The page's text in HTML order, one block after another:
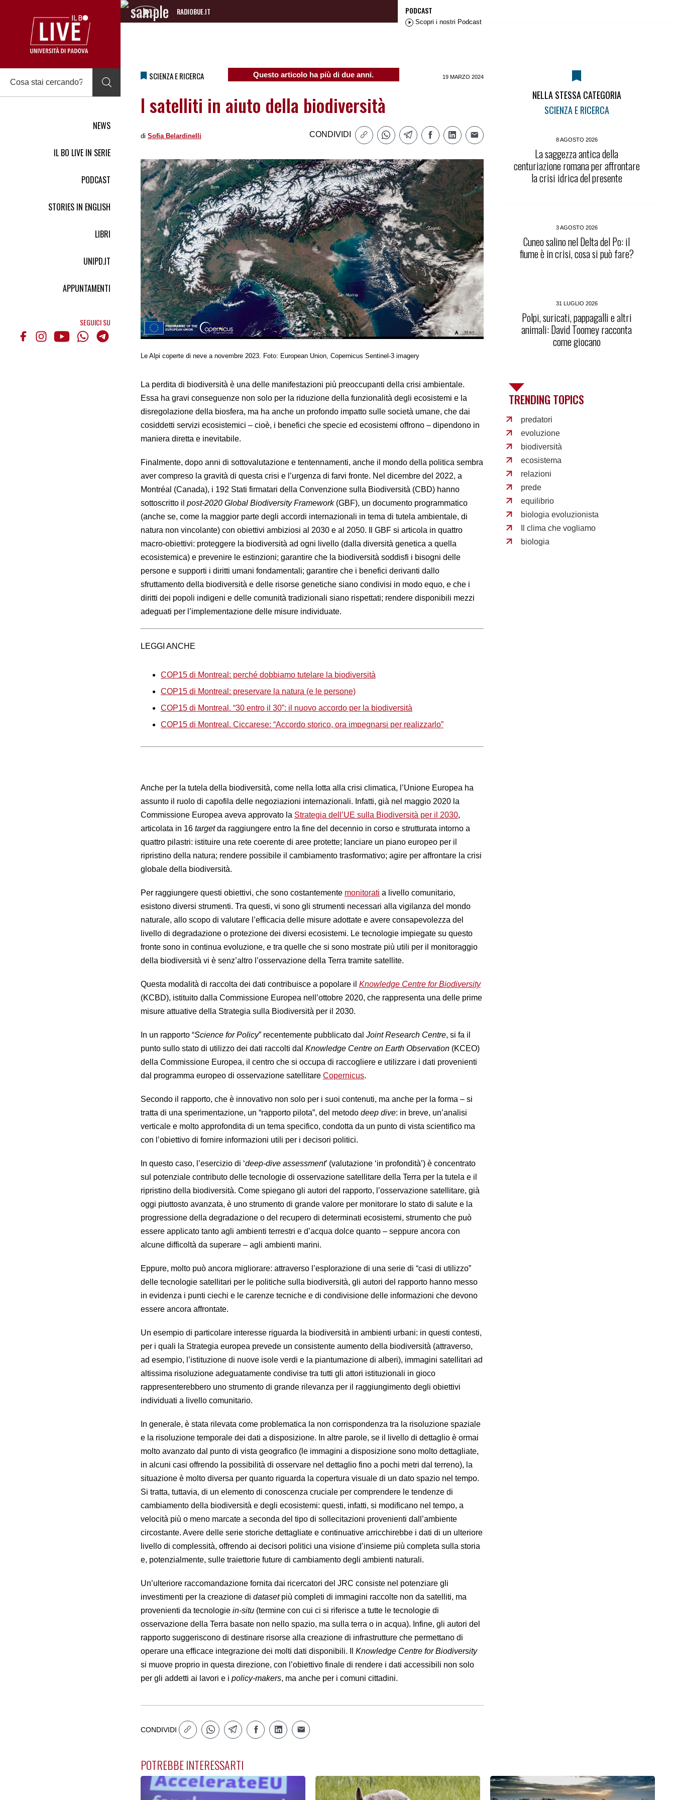
NEWS
IL BO LIVE IN SERIE
PODCAST
STORIES IN ENGLISH
LIBRI
UNIPD.IT
APPUNTAMENTI
SEGUICI SU
RADIOBUE.IT
Audio
PODCAST
Scopri i nostri Podcast
SCIENZA E RICERCA Questo articolo ha più di due anni. 19 MARZO 2024
I satelliti in aiuto della biodiversità
di Sofia Belardinelli CONDIVIDI
Le Alpi coperte di neve a novembre 2023. Foto: European Union, Copernicus Sentinel-3 imagery
La perdita di biodiversità è una delle manifestazioni più preoccupanti della crisi ambientale.
Essa ha gravi conseguenze non solo per la riduzione della funzionalità degli ecosistemi e la
disregolazione della biosfera, ma ha anche un profondo impatto sulle società umane, che dai
cosiddetti servizi ecosistemici – cioè, i benefici che specie ed ecosistemi offrono – dipendono in
maniera diretta e inevitabile.
Finalmente, dopo anni di sottovalutazione e tentennamenti, anche il mondo della politica sembra
aver compreso la gravità di questa crisi e l’urgenza di farvi fronte. Nel dicembre del 2022, a
Montréal (Canada), i 192 Stati firmatari della Convenzione sulla Biodiversità (CBD) hanno
sottoscritto il post-2020 Global Biodiversity Framework(GBF), un documento programmatico
(anche se, come la maggior parte degli accordi internazionali in tema di tutela ambientale, di
natura non vincolante) con obiettivi ambiziosi al 2030 e al 2050. Il GBF si articola in quattro
macro-obiettivi: proteggere la biodiversità ad ogni livello (dalla diversità genetica a quella
ecosistemica) e prevenire le estinzioni; garantire che la biodiversità soddisfi i bisogni delle
persone e supporti i diritti umani fondamentali; garantire che i benefici derivanti dallo
sfruttamento della biodiversità e delle risorse genetiche siano condivisi in modo equo, e che i
diritti dei popoli indigeni e delle comunità tradizionali siano rispettati; rendere disponibili mezzi
adeguati per l’implementazione delle misure individuate.
LEGGI ANCHE
COP15 di Montreal: perché dobbiamo tutelare la biodiversità
COP15 di Montreal: preservare la natura (e le persone)
COP15 di Montreal. “30 entro il 30”: il nuovo accordo per la biodiversità
COP15 di Montreal. Ciccarese: “Accordo storico, ora impegnarsi per realizzarlo”
Anche per la tutela della biodiversità, come nella lotta alla crisi climatica, l’Unione Europea ha
assunto il ruolo di capofila delle negoziazioni internazionali. Infatti, già nel maggio 2020 la
Commissione Europea aveva approvato la Strategia dell’UE sulla Biodiversità per il 2030,
articolata in 16 targetda raggiungere entro la fine del decennio in corso e strutturata intorno a
quattro pilastri: istituire una rete coerente di aree protette; lanciare un piano europeo per il
ripristino della natura; rendere possibile il cambiamento trasformativo; agire per affrontare la crisi
globale della biodiversità.
Per raggiungere questi obiettivi, che sono costantemente monitorati a livello comunitario,
esistono diversi strumenti. Tra questi, vi sono gli strumenti necessari alla vigilanza del mondo
naturale, allo scopo di valutare l’efficacia delle misure adottate e avere consapevolezza del
livello di degradazione o protezione dei diversi ecosistemi. Le tecnologie impiegate su questo
fronte sono in continua evoluzione, e tra quelle che si sono mostrate più utili per il monitoraggio
della biodiversità vi è senz’altro l’osservazione della Terra tramite satellite.
Questa modalità di raccolta dei dati contribuisce a popolare il Knowledge Centre for Biodiversity
(KCBD), istituito dalla Commissione Europea nell’ottobre 2020, che rappresenta una delle prime
misure attuative della Strategia sulla Biodiversità per il 2030.
In un rapporto “Science for Policy” recentemente pubblicato dal Joint Research Centre, si fa il
punto sullo stato di utilizzo dei dati raccolti dal Knowledge Centre on Earth Observation (KCEO)
della Commissione Europea, il centro che si occupa di raccogliere e utilizzare i dati provenienti
dal programma europeo di osservazione satellitare Copernicus.
Secondo il rapporto, che è innovativo non solo per i suoi contenuti, ma anche per la forma – si
tratta di una sperimentazione, un “rapporto pilota”, del metodo deep dive: in breve, un’analisi
verticale e molto approfondita di un tema specifico, condotta da un punto di vista scientifico ma
con l’obiettivo di fornire informazioni utili per i decisori politici.
In questo caso, l’esercizio di ‘deep-dive assessment’ (valutazione ‘in profondità’) è concentrato
sul potenziale contributo delle tecnologie di osservazione satellitare della Terra per la tutela e il
ripristino della biodiversità. Come spiegano gli autori del rapporto, l’osservazione satellitare, già
oggi piuttosto avanzata, è uno strumento di grande valore per monitorare lo stato di salute e la
progressione della degradazione o del recupero di determinati ecosistemi, strumento che può
essere applicato tanto agli ambienti terrestri e d’acqua dolce quanto – seppure ancora con
alcune difficoltà da superare – agli ambienti marini.
Eppure, molto può ancora migliorare: attraverso l’esplorazione di una serie di “casi di utilizzo”
delle tecnologie satellitari per le politiche sulla biodiversità, gli autori del rapporto hanno messo
in evidenza i punti ciechi e le carenze tecniche e di condivisione delle informazioni che devono
essere ancora affrontate.
Un esempio di particolare interesse riguarda la biodiversità in ambienti urbani: in questi contesti,
per i quali la Strategia europea prevede un consistente aumento della biodiversità (attraverso,
ad esempio, l’istituzione di nuove isole verdi e la piantumazione di alberi), immagini satellitari ad
altissima risoluzione adeguatamente condivise tra tutti gli attori istituzionali in gioco
rappresenterebbero uno strumento di grande rilevanza per il raggiungimento degli obiettivi
individuati a livello comunitario.
In generale, è stata rilevata come problematica la non corrispondenza tra la risoluzione spaziale
e la risoluzione temporale dei dati a disposizione. In altre parole, se il livello di dettaglio è ormai
molto avanzato dal punto di vista geografico (le immagini a disposizione sono molto dettagliate,
in alcuni casi offrendo la possibilità di osservare nel dettaglio fino a pochi metri dal terreno), la
situazione è molto diversa per quanto riguarda la copertura visuale di un dato spazio nel tempo.
Si tratta, tuttavia, di un elemento di conoscenza cruciale per comprendere le tendenze di
cambiamento della biodiversità e degli ecosistemi: questi, infatti, si modificano nel tempo, a
velocità più o meno marcate a seconda del tipo di sollecitazioni provenienti dall’ambiente
circostante. Avere delle serie storiche dettagliate e continuative arricchirebbe i dati di un ulteriore
livello di complessità, offrendo ai decisori politici una visione d’insieme più completa sulla storia
e, potenzialmente, sulle traiettorie future di cambiamento degli ambienti naturali.
Un’ulteriore raccomandazione fornita dai ricercatori del JRC consiste nel potenziare gli
investimenti per la creazione di datasetpiù completi di immagini raccolte non da satelliti, ma
provenienti da tecnologie in-situ (termine con cui ci si riferisce a tutte le tecnologie di
osservazione della Terra basate non nello spazio, ma sulla terra o in acqua). Infine, gli autori del
rapporto suggeriscono di destinare risorse alla creazione di infrastrutture che permettano di
operare una efficace integrazione dei molti dati disponibili. Il Knowledge Centre for Biodiversity
si muove proprio in questa direzione, con l’obiettivo finale di rendere i dati accessibili non solo
per gli addetti ai lavori e i policy-makers, ma anche per i comuni cittadini.
CONDIVIDI
NELLA STESSA CATEGORIA
SCIENZA E RICERCA
8 AGOSTO 2026
La saggezza antica della
centuriazione romana per affrontare
la crisi idrica del presente
3 AGOSTO 2026
Cuneo salino nel Delta del Po: il
fiume è in crisi, cosa si può fare?
31 LUGLIO 2026
Polpi, suricati, pappagalli e altri
animali: David Toomey racconta
come giocano
TRENDING TOPICS
predatori
evoluzione
biodiversità
ecosistema
relazioni
prede
equilibrio
biologia evoluzionista
Il clima che vogliamo
biologia
POTREBBE INTERESSARTI